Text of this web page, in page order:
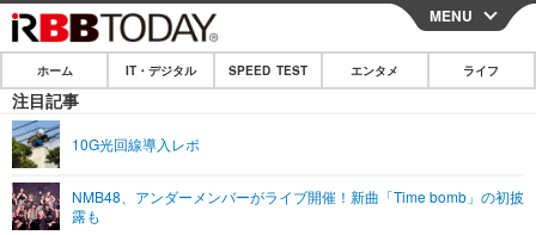
CLOSE
ホーム
IT・デジタル
SPEED TEST
エンタメ
MENU
ホーム IT・デジタル SPEED TEST エンタメ ライフ
注目記事
10G光回線導入レポ
NMB48、アンダーメンバーがライブ開催！新曲「Time bomb」の初披
露も